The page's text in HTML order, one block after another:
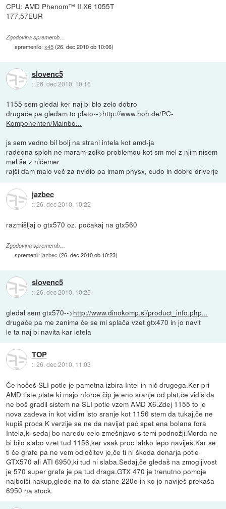
CPU: AMD Phenom™ II X6 1055T
177,57EUR
Zgodovina sprememb…
spremenilo:x45(26. dec 2010 ob 10:06)
slovenc5
::26. dec 2010, 10:16
1155 sem gledal ker naj bi blo zelo dobro
drugače pa gledam to plato-->http://www.hoh.de/PC-
Komponenten/Mainbo...
js sem vedno bil bolj na strani intela kot amd-ja
radeona sploh ne maram-zolko problemou kot sm mel z njim nisem
mel še z ničemer
rajši dam malo več za nvidio pa imam physx, cudo in dobre driverje
jazbec
::26. dec 2010, 10:22
razmišljaj o gtx570 oz. počakaj na gtx560
Zgodovina sprememb…
spremenil:jazbec (26. dec 2010 ob 10:23)
slovenc5
::26. dec 2010, 10:25
gledal sem gtx570-->http://www.dinokomp.si/product_info.php...
drugače pa me zanima če se mi splača vzet gtx470 in jo navit
le ta naj bi navita kar letela
TOP
::26. dec 2010, 11:03
Če hočeš SLI potle je pametna izbira Intel in nič drugega.Ker pri
AMD tiste plate ki majo nforce čip je eno sranje od plat,če vidiš da
ne boš gradil sistem na SLI potle vzem AMD X6.Zdej 1155 to je
nova zadeva in kot vidim isto sranje kot 1156 stem da tukaj,če ne
kupiš proca K verzije se ne da navijat pač spet ena bolana fora
Intela,ki sedaj bo naredu celo zmešnjavo s temi podnožji.Morda ne
bi bilo slabo vzet tud 1156,ker vsak proc lahko lepo naviješ.Kar se
ti če grafe pa ne vem odločitev je,če ti ni škoda denarja potle
GTX570 ali ATI 6950,ki tud ni slaba.Sedaj,če gledaš na zmogljivost
je 570 super grafa je pa tud draga.GTX 470 je trenutno pomoje
najbolši nakup,glede na to da stane 220e in ko jo naviješ prekaša
6950 na stock.